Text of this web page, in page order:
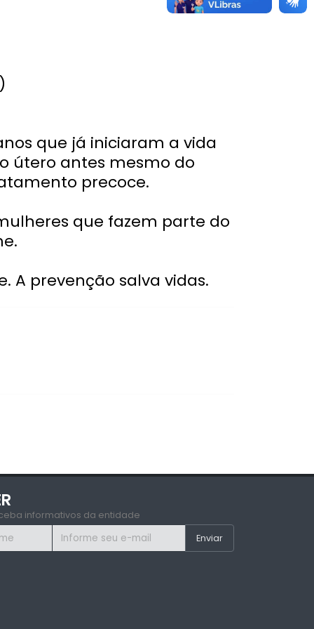
que já iniciaram a vida
útero antes mesmo do
precoce.
que fazem parte do
A prevenção salva vidas.
informativos da entidade